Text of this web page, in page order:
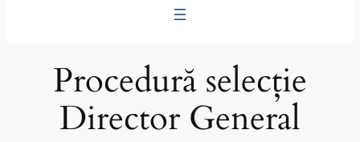
Procedură selecție
Director General